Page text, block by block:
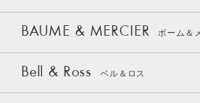
BAUME & MERCIER ボーム＆
Bell & Ross ベル＆ロス